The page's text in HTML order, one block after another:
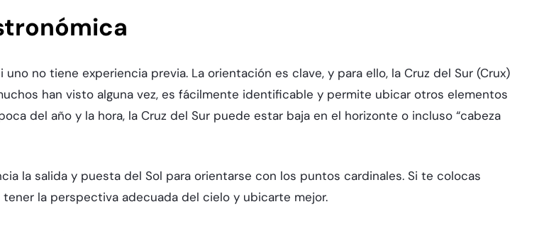
no tiene experiencia previa. La orientación es clave, y para ello, la Cruz del Sur (Crux)
han visto alguna vez, es fácilmente identificable y permite ubicar otros elementos
del año y la hora, la Cruz del Sur puede estar baja en el horizonte o incluso “cabeza
la salida y puesta del Sol para orientarse con los puntos cardinales. Si te colocas
la perspectiva adecuada del cielo y ubicarte mejor.